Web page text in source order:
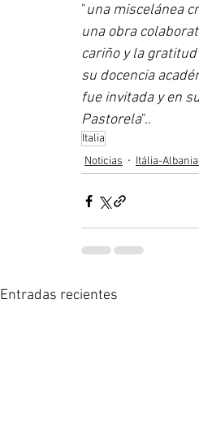
"una miscelánea
una obra
cariño y la
su docencia
fue invitada y en
Pastorela"..
Italia
Noticias
Itália-
Entradas recientes